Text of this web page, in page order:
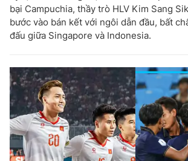
bại Campuchia, thầy trò HLV Kim Sang
bước vào bán kết với ngôi dẫn đầu, bất
đấu giữa Singapore và Indonesia.